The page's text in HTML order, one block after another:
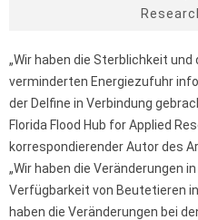
„Wir haben die Sterblichkeit
verminderten Energiezufuhr
der Delfine in Verbindung
Florida Flood Hub for Applied
korrespondierender Autor des
„Wir haben die Veränderungen
Verfügbarkeit von Beutetieren
haben die Veränderungen bei